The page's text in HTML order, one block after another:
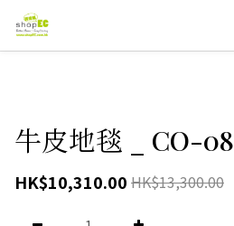
牛皮地毯 _ CO-08
HK$10,310.00 HK$13,300.00